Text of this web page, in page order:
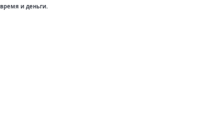
время и деньги.